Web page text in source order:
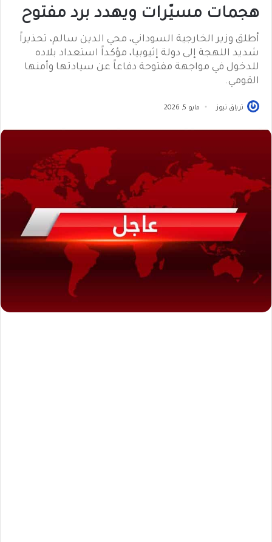
هجمات مسيّرات ويهدد برد مفتوح
أطلق وزير الخارجية السوداني، محي الدين سالم، تحذيراً
شديد اللهجة إلى دولة إثيوبيا، مؤكداً استعداد بلاده
للدخول في مواجهة مفتوحة دفاعاً عن سيادتها وأمنها
القومي.
ترياق نيوز مايو 5, 2026